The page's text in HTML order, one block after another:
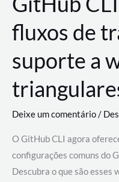
fluxos de
suporte a
Deixe um comentário/
O GitHub CLI agora
configurações comuns do
Descubra o que são esses